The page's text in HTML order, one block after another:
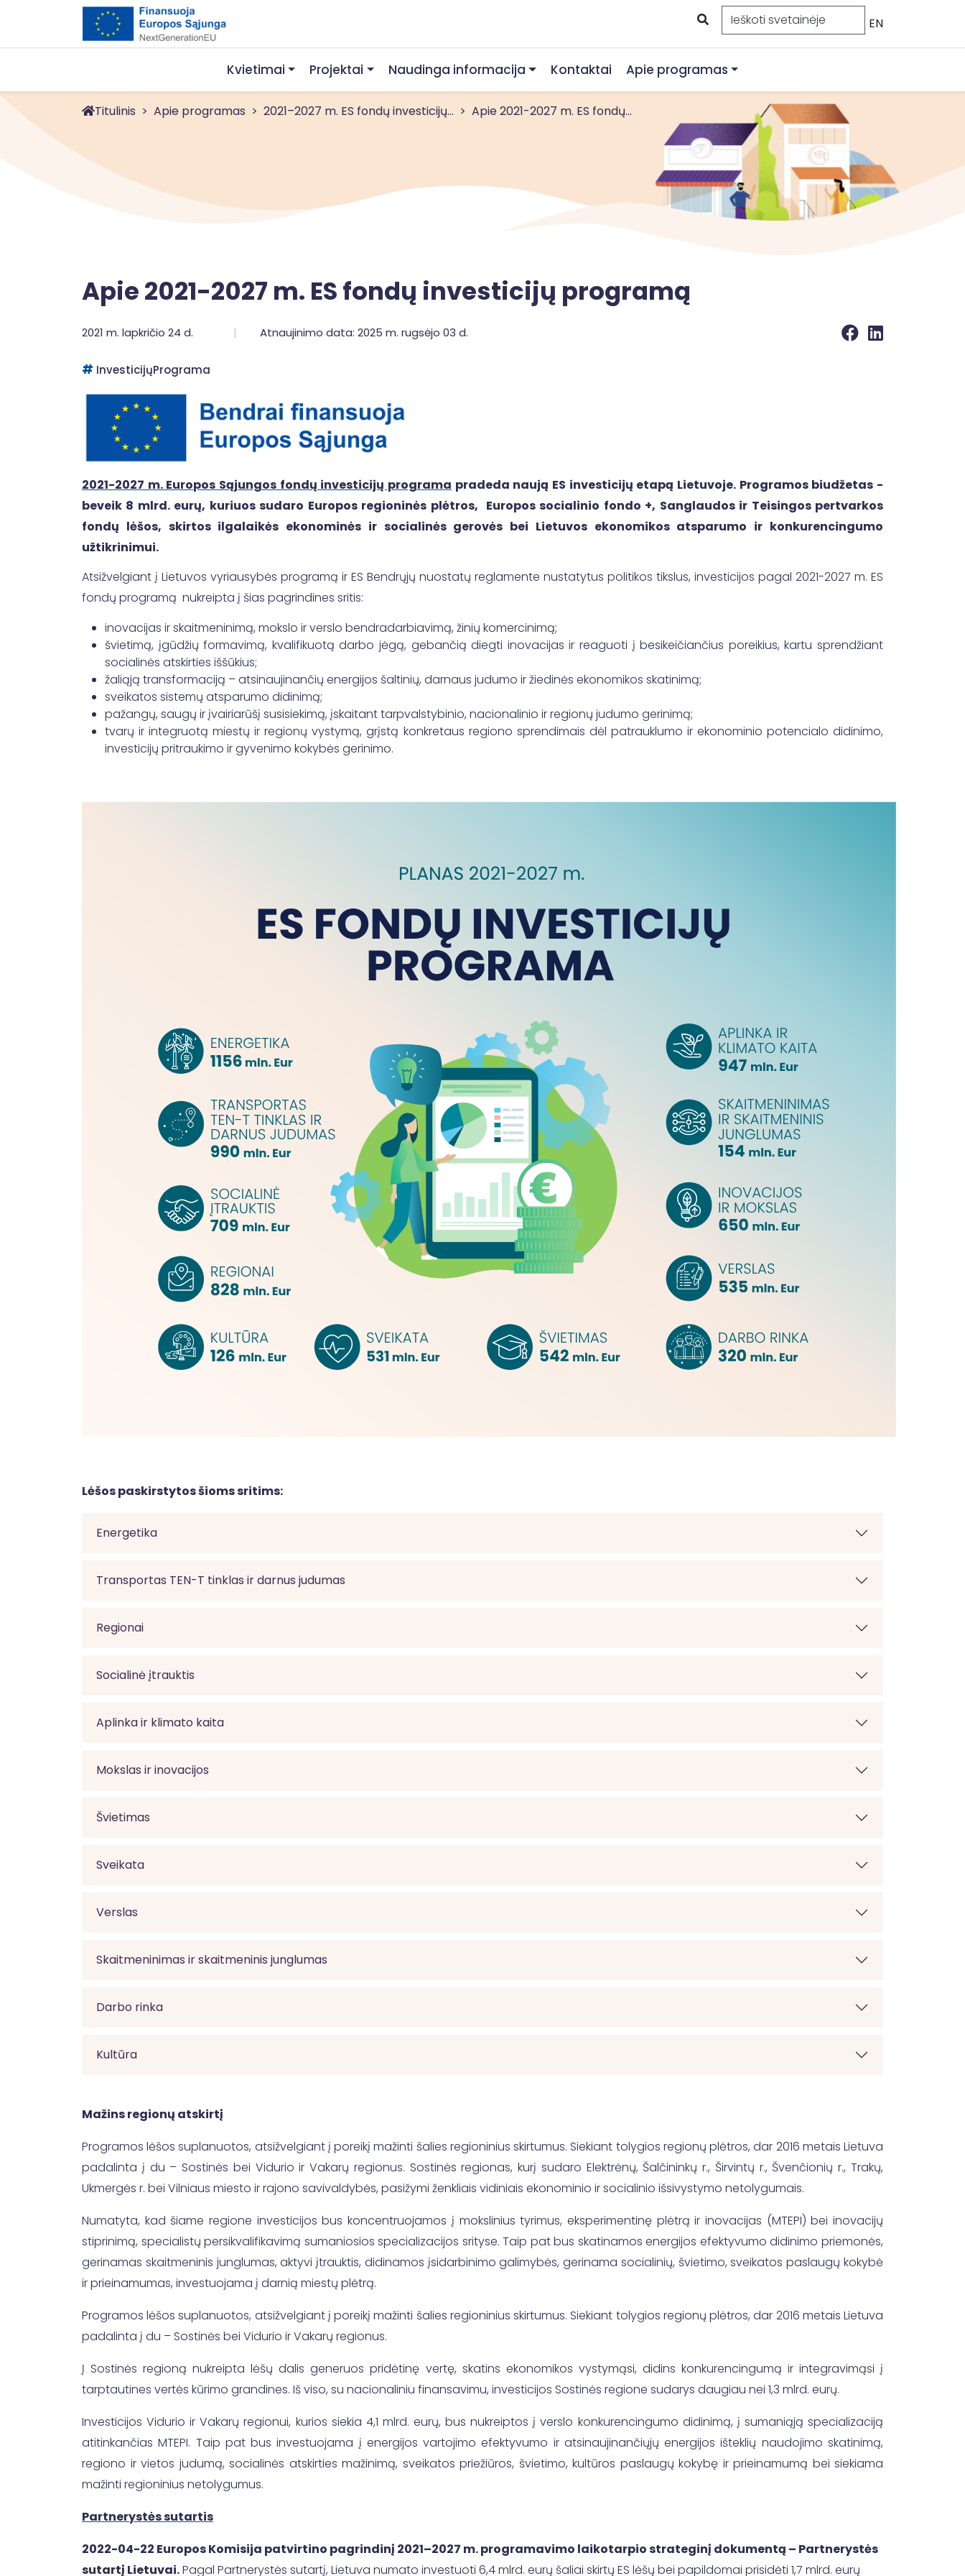
EN
Kvietimai Projektai Naudinga informacija Kontaktai Apie programas
Titulinis Apie programas 2021–2027 m. ES fondų investicijų... Apie 2021-2027 m. ES fondų...
Apie 2021-2027 m. ES fondų investicijų programą
2021 m. lapkričio 24 d. Atnaujinimo data: 2025 m. rugsėjo 03 d.
InvesticijųPrograma
2021-2027 m. Europos Sąjungos fondų investicijų programa pradeda naują ES investicijų etapą Lietuvoje. Programos biudžetas -
beveik 8 mlrd. eurų, kuriuos sudaro Europos regioninės plėtros, Europos socialinio fondo +, Sanglaudos ir Teisingos pertvarkos
fondų lėšos, skirtos ilgalaikės ekonominės ir socialinės gerovės bei Lietuvos ekonomikos atsparumo ir konkurencingumo
užtikrinimui.
Atsižvelgiant į Lietuvos vyriausybės programą ir ES Bendrųjų nuostatų reglamente nustatytus politikos tikslus, investicijos pagal 2021-2027 m. ES
fondų programą nukreipta į šias pagrindines sritis:
inovacijas ir skaitmeninimą, mokslo ir verslo bendradarbiavimą, žinių komercinimą;
švietimą, įgūdžių formavimą, kvalifikuotą darbo jėgą, gebančią diegti inovacijas ir reaguoti į besikeičiančius poreikius, kartu sprendžiant
socialinės atskirties iššūkius;
žaliąją transformaciją – atsinaujinančių energijos šaltinių, darnaus judumo ir žiedinės ekonomikos skatinimą;
sveikatos sistemų atsparumo didinimą;
pažangų, saugų ir įvairiarūšį susisiekimą, įskaitant tarpvalstybinio, nacionalinio ir regionų judumo gerinimą;
tvarų ir integruotą miestų ir regionų vystymą, grįstą konkretaus regiono sprendimais dėl patrauklumo ir ekonominio potencialo didinimo,
investicijų pritraukimo ir gyvenimo kokybės gerinimo.
Lėšos paskirstytos šioms sritims:
Energetika
Transportas TEN-T tinklas ir darnus judumas
Regionai
Socialinė įtrauktis
Aplinka ir klimato kaita
Mokslas ir inovacijos
Švietimas
Sveikata
Verslas
Skaitmeninimas ir skaitmeninis junglumas
Darbo rinka
Kultūra
Mažins regionų atskirtį
Programos lėšos suplanuotos, atsižvelgiant į poreikį mažinti šalies regioninius skirtumus. Siekiant tolygios regionų plėtros, dar 2016 metais Lietuva
padalinta į du – Sostinės bei Vidurio ir Vakarų regionus. Sostinės regionas, kurį sudaro Elektrėnų, Šalčininkų r., Širvintų r., Švenčionių r., Trakų,
Ukmergės r. bei Vilniaus miesto ir rajono savivaldybės, pasižymi ženkliais vidiniais ekonominio ir socialinio išsivystymo netolygumais.
Numatyta, kad šiame regione investicijos bus koncentruojamos į mokslinius tyrimus, eksperimentinę plėtrą ir inovacijas (MTEPI) bei inovacijų
stiprinimą, specialistų persikvalifikavimą sumaniosios specializacijos srityse. Taip pat bus skatinamos energijos efektyvumo didinimo priemonės,
gerinamas skaitmeninis junglumas, aktyvi įtrauktis, didinamos įsidarbinimo galimybės, gerinama socialinių, švietimo, sveikatos paslaugų kokybė
ir prieinamumas, investuojama į darnią miestų plėtrą.
Programos lėšos suplanuotos, atsižvelgiant į poreikį mažinti šalies regioninius skirtumus. Siekiant tolygios regionų plėtros, dar 2016 metais Lietuva
padalinta į du – Sostinės bei Vidurio ir Vakarų regionus.
Į Sostinės regioną nukreipta lėšų dalis generuos pridėtinę vertę, skatins ekonomikos vystymąsi, didins konkurencingumą ir integravimąsi į
tarptautines vertės kūrimo grandines. Iš viso, su nacionaliniu finansavimu, investicijos Sostinės regione sudarys daugiau nei 1,3 mlrd. eurų.
Investicijos Vidurio ir Vakarų regionui, kurios siekia 4,1 mlrd. eurų, bus nukreiptos į verslo konkurencingumo didinimą, į sumaniąją specializaciją
atitinkančias MTEPI. Taip pat bus investuojama į energijos vartojimo efektyvumo ir atsinaujinančiųjų energijos išteklių naudojimo skatinimą,
regiono ir vietos judumą, socialinės atskirties mažinimą, sveikatos priežiūros, švietimo, kultūros paslaugų kokybę ir prieinamumą bei siekiama
mažinti regioninius netolygumus.
Partnerystės sutartis
2022-04-22 Europos Komisija patvirtino pagrindinį 2021–2027 m. programavimo laikotarpio strateginį dokumentą – Partnerystės
sutartį Lietuvai.Pagal Partnerystės sutartį, Lietuva numato investuoti 6,4 mlrd. eurų šaliai skirtų ES lėšų bei papildomai prisidėti 1,7 mlrd. eurų